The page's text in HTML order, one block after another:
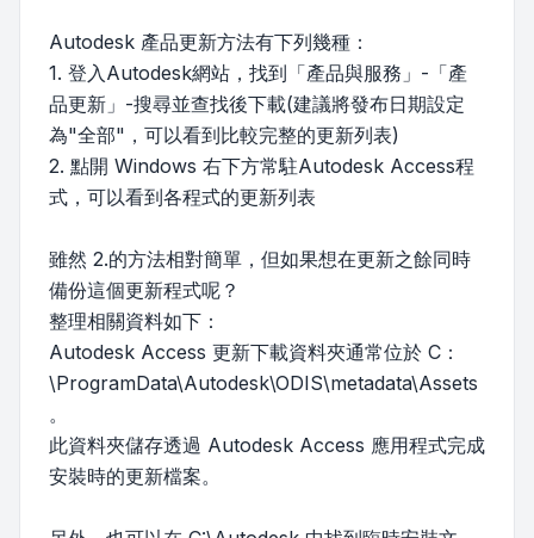
Autodesk 產品更新方法有下列幾種：
1. 登入Autodesk網站，找到「產品與服務」-「產
品更新」-搜尋並查找後下載(建議將發布日期設定
為"全部"，可以看到比較完整的更新列表)
2. 點開 Windows 右下方常駐Autodesk Access程
式，可以看到各程式的更新列表
雖然 2.的方法相對簡單，但如果想在更新之餘同時
備份這個更新程式呢？
整理相關資料如下：
Autodesk Access 更新下載資料夾通常位於 C：
\ProgramData\Autodesk\ODIS\metadata\Assets
。
此資料夾儲存透過 Autodesk Access 應用程式完成
安裝時的更新檔案。